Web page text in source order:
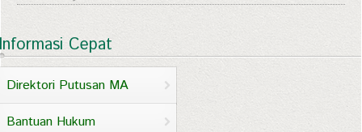
Cepat
Direktori Putusan MA
Bantuan Hukum